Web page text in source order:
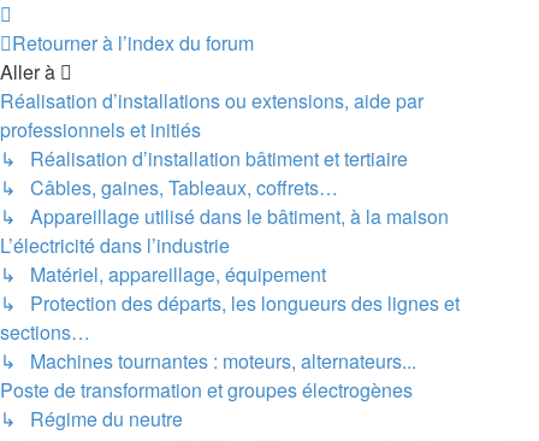
Retourner à l’index du forum
Aller à
Réalisation d’installations ou extensions, aide par
professionnels et initiés
↳ Réalisation d’installation bâtiment et tertiaire
↳ Câbles, gaines, Tableaux, coffrets…
↳ Appareillage utilisé dans le bâtiment, à la maison
L’électricité dans l’industrie
↳ Matériel, appareillage, équipement
↳ Protection des départs, les longueurs des lignes et
sections…
↳ Machines tournantes : moteurs, alternateurs...
Poste de transformation et groupes électrogènes
↳ Régime du neutre